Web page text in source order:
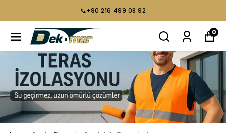
📞+90 216 499 08 92
0